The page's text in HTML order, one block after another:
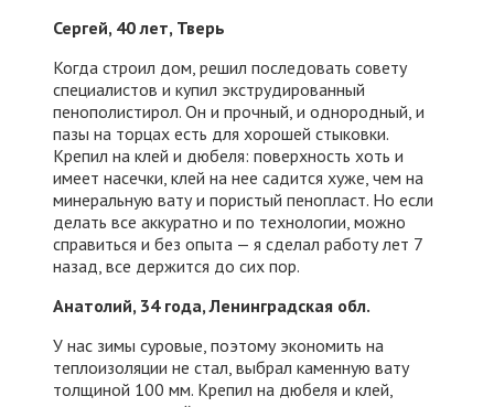
Сергей, 40 лет, Тверь
Когда строил дом, решил последовать совету
специалистов и купил экструдированный
пенополистирол. Он и прочный, и однородный, и
пазы на торцах есть для хорошей стыковки.
Крепил на клей и дюбеля: поверхность хоть и
имеет насечки, клей на нее садится хуже, чем на
минеральную вату и пористый пенопласт. Но если
делать все аккуратно и по технологии, можно
справиться и без опыта — я сделал работу лет 7
назад, все держится до сих пор.
Анатолий, 34 года, Ленинградская обл.
У нас зимы суровые, поэтому экономить на
теплоизоляции не стал, выбрал каменную вату
толщиной 100 мм. Крепил на дюбеля и клей,